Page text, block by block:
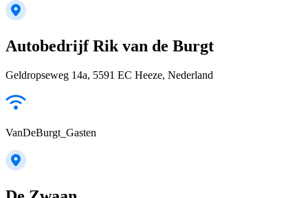
Autobedrijf Rik van de Burgt
Geldropseweg 14a, 5591 EC Heeze, Nederland
VanDeBurgt_Gasten